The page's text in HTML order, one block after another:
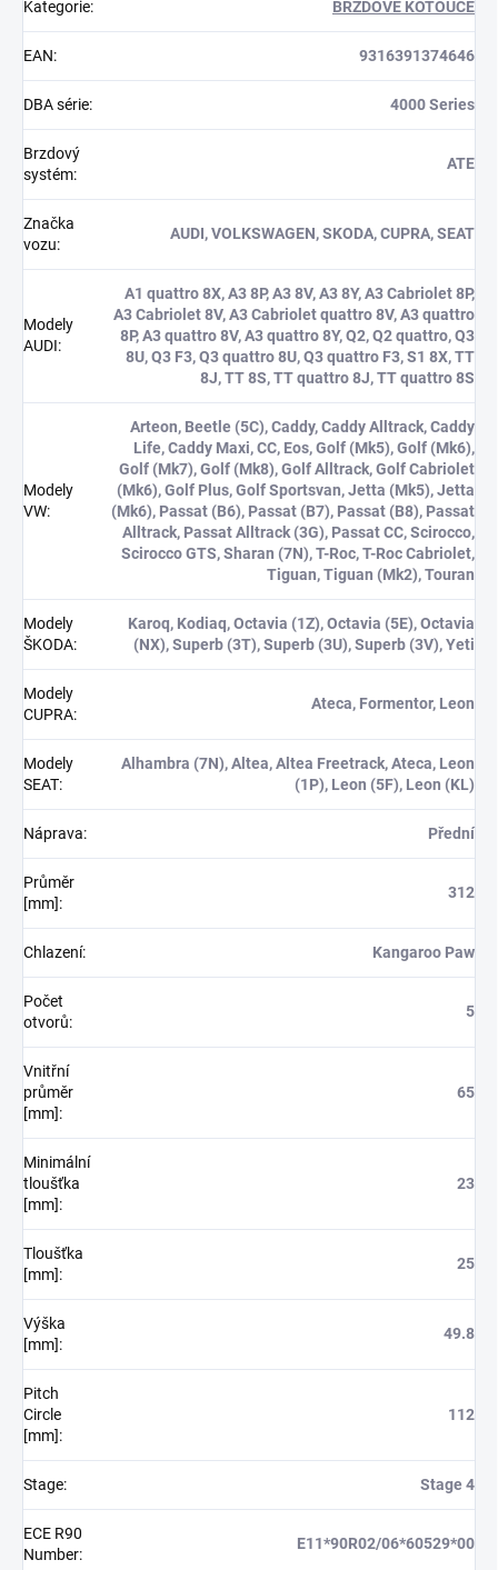
Kategorie: BRZDOVÉ KOTOUČE
EAN: 9316391374646
DBA série: 4000 Series
Brzdový
systém:
ATE
Značka
vozu:
AUDI, VOLKSWAGEN, SKODA, CUPRA, SEAT
Modely
AUDI:
A1 quattro 8X, A3 8P, A3 8V, A3 8Y, A3 Cabriolet 8P,
A3 Cabriolet 8V, A3 Cabriolet quattro 8V, A3 quattro
8P, A3 quattro 8V, A3 quattro 8Y, Q2, Q2 quattro, Q3
8U, Q3 F3, Q3 quattro 8U, Q3 quattro F3, S1 8X, TT
8J, TT 8S, TT quattro 8J, TT quattro 8S
Modely
VW:
Arteon, Beetle (5C), Caddy, Caddy Alltrack, Caddy
Life, Caddy Maxi, CC, Eos, Golf (Mk5), Golf (Mk6),
Golf (Mk7), Golf (Mk8), Golf Alltrack, Golf Cabriolet
(Mk6), Golf Plus, Golf Sportsvan, Jetta (Mk5), Jetta
(Mk6), Passat (B6), Passat (B7), Passat (B8), Passat
Alltrack, Passat Alltrack (3G), Passat CC, Scirocco,
Scirocco GTS, Sharan (7N), T-Roc, T-Roc Cabriolet,
Tiguan, Tiguan (Mk2), Touran
Modely
ŠKODA:
Karoq, Kodiaq, Octavia (1Z), Octavia (5E), Octavia
(NX), Superb (3T), Superb (3U), Superb (3V), Yeti
Modely
CUPRA:
Ateca, Formentor, Leon
Modely
SEAT:
Alhambra (7N), Altea, Altea Freetrack, Ateca, Leon
(1P), Leon (5F), Leon (KL)
Náprava: Přední
Průměr
[mm]:
312
Chlazení: Kangaroo Paw
Počet
otvorů:
5
Vnitřní
průměr
[mm]:
65
Minimální
tloušťka
[mm]:
23
Tloušťka
[mm]:
25
Výška
[mm]:
49.8
Pitch
Circle
[mm]:
112
Stage: Stage 4
ECE R90
Number:
E11*90R02/06*60529*00